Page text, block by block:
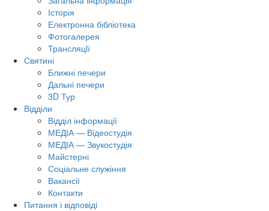
Історія
Електронна бібліотека
Фотогалерея
Трансляцiї
Святині
Ближні печери
Дальні печери
3D Тур
Відділи
Відділ інформації
МЕДІА — Відеостудія
МЕДІА — Звукостудія
Майстерні
Соціальне служіння
Вакансії
Контакти
Питання і відповіді